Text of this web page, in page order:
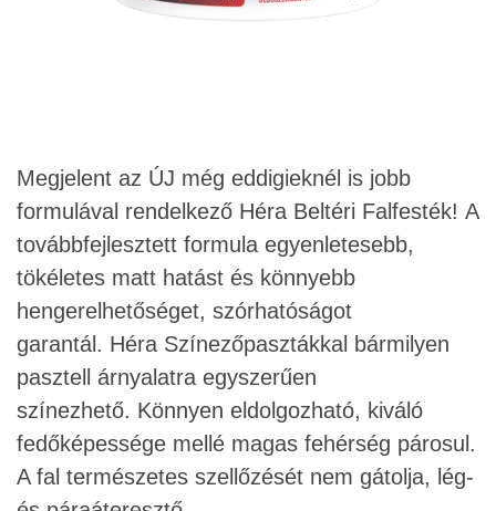
Megjelent az ÚJ még eddigieknél is jobb
formulával rendelkező Héra Beltéri Falfesték! A
továbbfejlesztett formula egyenletesebb,
tökéletes matt hatást és könnyebb
hengerelhetőséget, szórhatóságot
garantál. Héra Színezőpasztákkal bármilyen
pasztell árnyalatra egyszerűen
színezhető. Könnyen eldolgozható, kiváló
fedőképessége mellé magas fehérség párosul.
A fal természetes szellőzését nem gátolja, lég-